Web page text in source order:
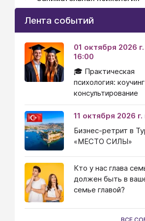
Лента событий
01 октября 2026 г.
16:00
🎓 Практическая
психология:
консультирование
11 октября 2026 г.
Бизнес-ретрит в
«МЕСТО СИЛЫ»
Кто у нас глава
должен быть в
семье главой?